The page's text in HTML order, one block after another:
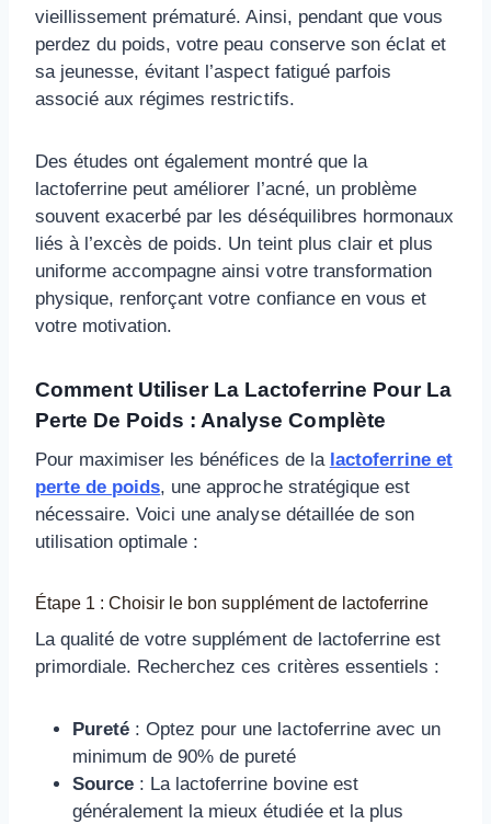
vieillissement prématuré. Ainsi, pendant que vous
perdez du poids, votre peau conserve son éclat et
sa jeunesse, évitant l’aspect fatigué parfois
associé aux régimes restrictifs.
Des études ont également montré que la
lactoferrine peut améliorer l’acné, un problème
souvent exacerbé par les déséquilibres hormonaux
liés à l’excès de poids. Un teint plus clair et plus
uniforme accompagne ainsi votre transformation
physique, renforçant votre confiance en vous et
votre motivation.
Comment Utiliser La Lactoferrine Pour La
Perte De Poids : Analyse Complète
Pour maximiser les bénéfices de la lactoferrine et
perte de poids, une approche stratégique est
nécessaire. Voici une analyse détaillée de son
utilisation optimale :
Étape 1 : Choisir le bon supplément de lactoferrine
La qualité de votre supplément de lactoferrine est
primordiale. Recherchez ces critères essentiels :
Pureté : Optez pour une lactoferrine avec un
minimum de 90% de pureté
Source : La lactoferrine bovine est
généralement la mieux étudiée et la plus